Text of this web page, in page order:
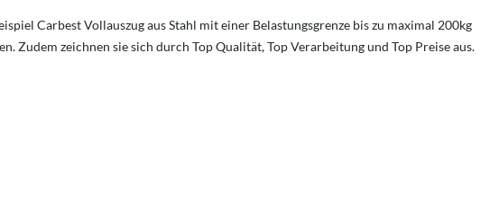
Carbest Vollauszug aus Stahl mit einer Belastungsgrenze bis zu maximal 200kg
Zudem zeichnen sie sich durch Top Qualität, Top Verarbeitung und Top Preise aus.